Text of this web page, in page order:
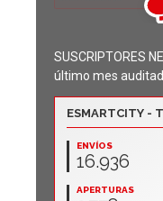
SUSCRIPTORES
último mes